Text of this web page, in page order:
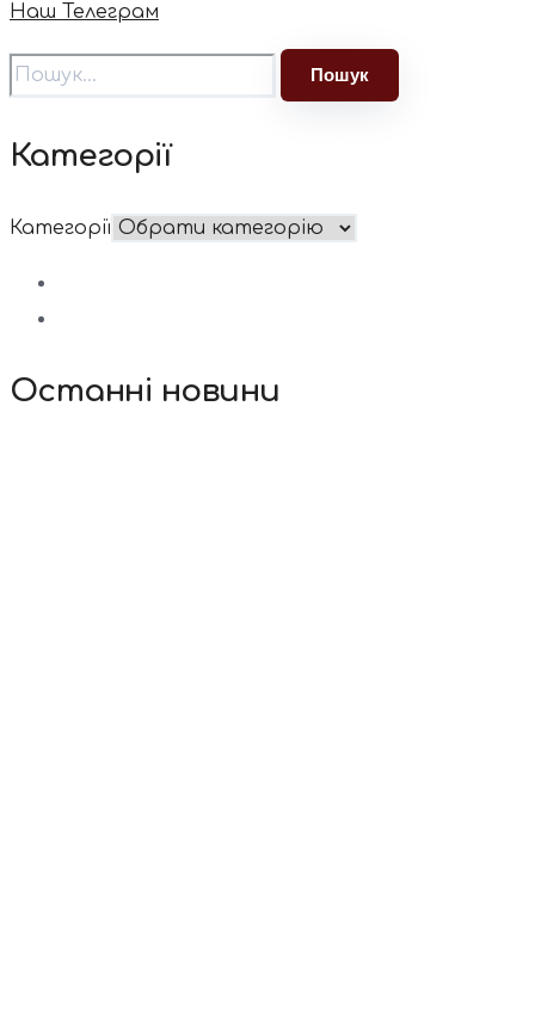
Наш Телеграм
Категорії
Категорії
Останні новини